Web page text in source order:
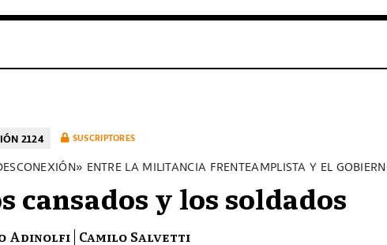
2124 SUSCRIPTORES
ENTRE LA MILITANCIA FRENTEAMPLISTA Y EL
cansados y los soldados
Adinolfi Camilo Salvetti